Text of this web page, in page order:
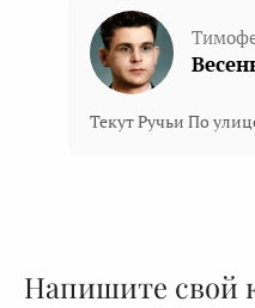
Текут Ручьи По
Напишите свой